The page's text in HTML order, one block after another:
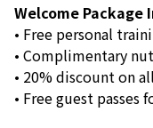
Welcome Package
• Free personal
• Complimentary
• 20% discount on
• Free guest passes